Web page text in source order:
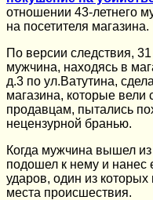
отношении 43-летнего
на посетителя магазина.
По версии следствия,
мужчина, находясь в
д.3 по ул.Ватутина,
магазина, которые вели
продавцам, пытались
нецензурной бранью.
Когда мужчина вышел
подошел к нему и
ударов, один из
места происшествия.